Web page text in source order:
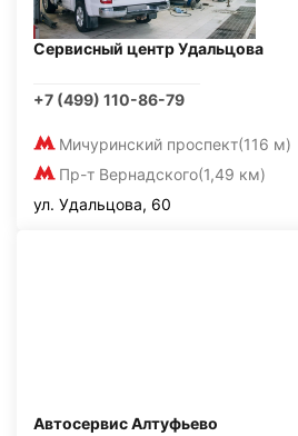
Сервисный центр Удальцова
+7 (499) 110-86-79
Мичуринский проспект(116 м)
Пр-т Вернадского(1,49 км)
ул. Удальцова, 60
Автосервис Алтуфьево